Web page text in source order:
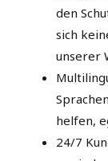
den
sich
unserer
helfen,
24/7